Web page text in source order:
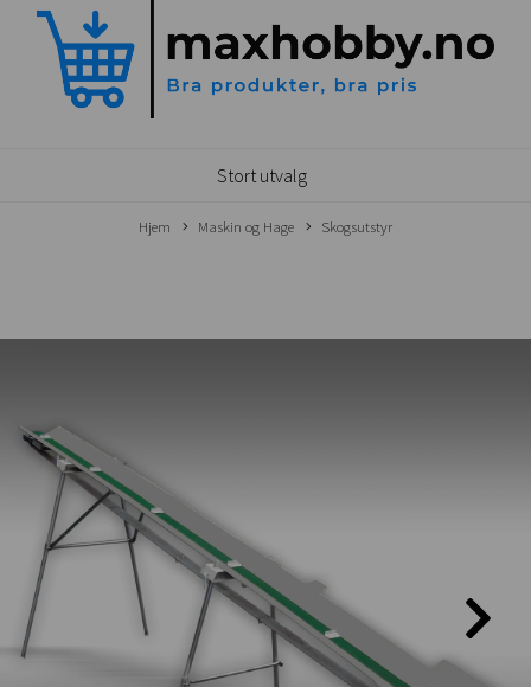
Stort utvalg
Hjem Maskin og Hage Skogsutstyr